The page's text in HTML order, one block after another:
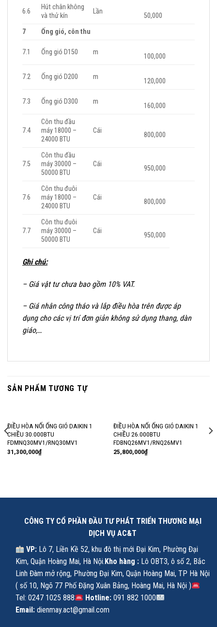
6.6
Hút chân không
và thử kín
Lần
50,000
7
Ống gió, côn thu
7.1 Ống gió D150 m
100,000
7.2 Ống gió D200 m
120,000
7.3 Ống gió D300 m
160,000
7.4
Côn thu đầu
máy 18000 –
24000 BTU
Cái
800,000
7.5
Côn thu đầu
máy 30000 –
50000 BTU
Cái
950,000
7.6
Côn thu đuôi
máy 18000 –
24000 BTU
Cái
800,000
7.7
Côn thu đuôi
máy 30000 –
50000 BTU
Cái
950,000
Ghi chú:
– Giá vật tư chưa bao gồm 10% VAT.
– Giá nhân công tháo và lắp điều hòa trên được áp
dụng cho các vị trí đơn giản không sử dụng thang, dàn
giáo,…
SẢN PHẨM TƯƠNG TỰ
ĐIỀU HÒA NỐI ỐNG GIÓ DAIKIN 1
CHIỀU 30.000BTU
FDMNQ30MV1/RNQ30MV1
31,300,000₫
ĐIỀU HÒA NỐI ỐNG GIÓ DAIKIN 1
CHIỀU 26.000BTU
FDBNQ26MV1/RNQ26MV1
25,800,000₫
CÔNG TY CỔ PHẦN ĐẦU TƯ PHÁT TRIỂN THƯƠNG MẠI
DỊCH VỤ AC&T
VP: Lô 7, Liền Kề 52, khu đô thị mới Đại Kim, Phường Đại
Kim, Quận Hoàng Mai, Hà Nội. Kho hàng : Lô OBT3, ô số 2, Bắc
Linh Đàm mở rộng, Phường Đại Kim, Quận Hoàng Mai, TP Hà Nội
( số 10, Ngõ 77 Phố Đặng Xuân Bảng, Hoàng Mai, Hà Nội )
Tel: 0247 1025 888
Hotline:091 882 1000
Email: dienmay.act@gmail.com